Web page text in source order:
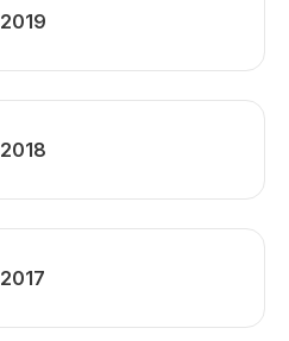
2019
2018
2017